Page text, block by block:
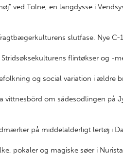
ved Tolne, en langdysse i
slutfase. Nye C-
flintøkser og -
og social variation i ældre
vittnesbörd om sädesodlingen på
på middelalderligt lertøj i
pokaler og magiske søer i